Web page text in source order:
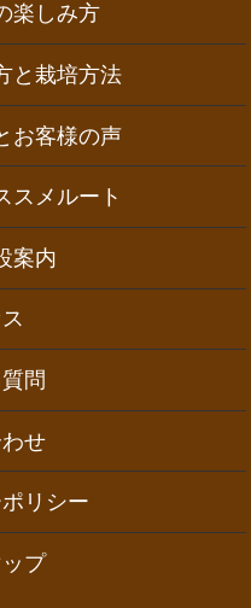
楽しみ方
と栽培方法
お客様の声
スメルート
案内
問
せ
リシー
プ